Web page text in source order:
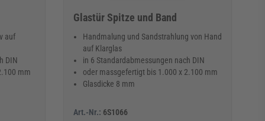
auf
DIN
mm
Glastür Spitze und Band
Handmalung und Sandstrahlung von Hand
auf Klarglas
in 6 Standardabmessungen nach DIN
oder massgefertigt bis 1.000 x 2.100 mm
Glasdicke 8 mm
Art.-Nr.: 6S1066